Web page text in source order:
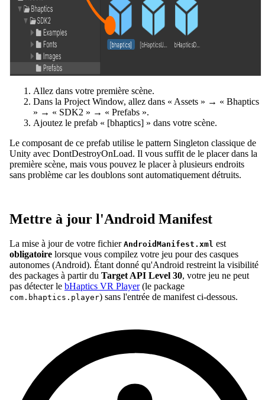
Allez dans votre première scène.
Dans la Project Window, allez dans « Assets » → « Bhaptics
» → « SDK2 » → « Prefabs ».
Ajoutez le prefab « [bhaptics] » dans votre scène.
Le composant de ce prefab utilise le pattern Singleton classique de
Unity avec DontDestroyOnLoad. Il vous suffit de le placer dans la
première scène, mais vous pouvez le placer à plusieurs endroits
sans problème car les doublons sont automatiquement détruits.
Mettre à jour l'Android Manifest
La mise à jour de votre fichier AndroidManifest.xml est
obligatoire lorsque vous compilez votre jeu pour des casques
autonomes (Android). Étant donné qu'Android restreint la visibilité
des packages à partir du Target API Level 30, votre jeu ne peut
pas détecter le bHaptics VR Player(le package
com.bhaptics.player) sans l'entrée de manifest ci-dessous.